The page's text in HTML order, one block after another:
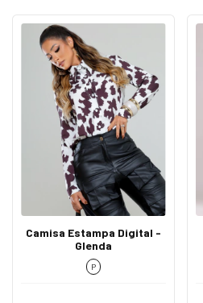
Camisa Estampa Digital -
Glenda
P